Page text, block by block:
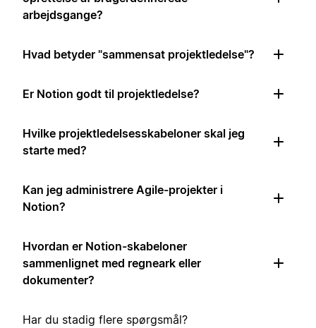
arbejdsgange?
Hvad betyder "sammensat projektledelse"?
Er Notion godt til projektledelse?
Hvilke projektledelsesskabeloner skal jeg
starte med?
Kan jeg administrere Agile-projekter i
Notion?
Hvordan er Notion-skabeloner
sammenlignet med regneark eller
dokumenter?
Har du stadig flere spørgsmål?